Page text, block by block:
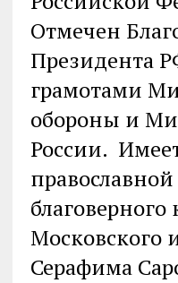
Отмечен
Президента
грамотами
обороны и
России.
Московского
Серафима